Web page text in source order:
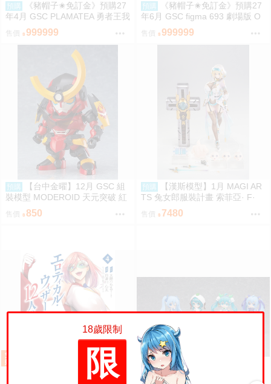
預購
《豬帽子✬免訂金》預購27
年4月 GSC PLAMATEA 勇者王我
王凱牙 獅子王凱 0906
售價 999999
預購
《豬帽子✬免訂金》預購27
年6月 GSC figma 693 劇場版 O
VERLORD 聖王國篇 雅兒貝德 0
913
售價 999999
預購
【台中金曜】12月 GSC 組
裝模型 MODEROID 天元突破 紅
蓮螺巖 紅蓮螺巖 再版 0904
850
預購
【漢斯模型】1月 MAGI AR
TS 兔女郎服裝計畫 索菲亞· F·
希琳 機甲修女 亮色特別版 高峰N
adare
7480
18歲限制
限